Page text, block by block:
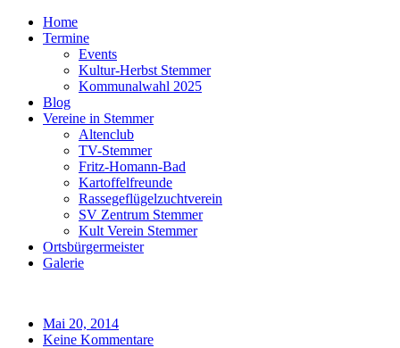
Home
Termine
Events
Kultur-Herbst Stemmer
Kommunalwahl 2025
Blog
Vereine in Stemmer
Altenclub
TV-Stemmer
Fritz-Homann-Bad
Kartoffelfreunde
Rassegeflügelzuchtverein
SV Zentrum Stemmer
Kult Verein Stemmer
Ortsbürgermeister
Galerie
Mai 20, 2014
Keine Kommentare